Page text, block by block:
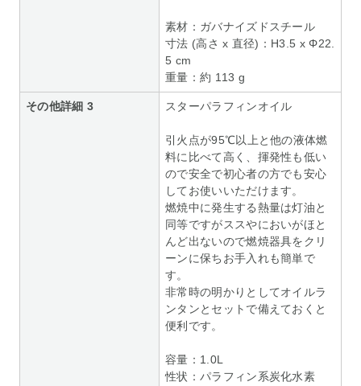
素材：ガバナイズドスチール
寸法 (高さ x 直径)：H3.5 x Φ22.
5 cm
重量：約 113 g
その他詳細 3 スターパラフィンオイル
引火点が95℃以上と他の液体燃
料に比べて高く、揮発性も低い
ので安全で初心者の方でも安心
してお使いいただけます。
燃焼中に発生する熱量は灯油と
同等ですがススやにおいがほと
んど出ないので燃焼器具をクリ
ーンに保ちお手入れも簡単で
す。
非常時の明かりとしてオイルラ
ンタンとセットで備えておくと
便利です。
容量：1.0L
性状：パラフィン系炭化水素